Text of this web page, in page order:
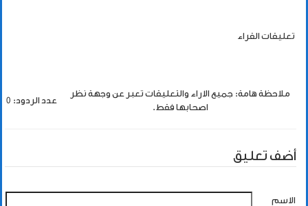
تعليقات القراء
ملاحظة هامة: جميع الاراء والتعليقات تعبر عن وجهة نظر
اصحابها فقط.
عدد الردود: 0
أضف تعليق
الاسم